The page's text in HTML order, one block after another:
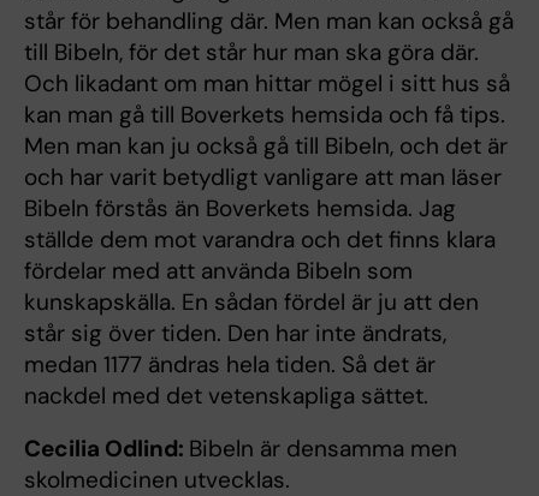
står för behandling där. Men man kan också gå
till Bibeln, för det står hur man ska göra där.
Och likadant om man hittar mögel i sitt hus så
kan man gå till Boverkets hemsida och få tips.
Men man kan ju också gå till Bibeln, och det är
och har varit betydligt vanligare att man läser
Bibeln förstås än Boverkets hemsida. Jag
ställde dem mot varandra och det finns klara
fördelar med att använda Bibeln som
kunskapskälla. En sådan fördel är ju att den
står sig över tiden. Den har inte ändrats,
medan 1177 ändras hela tiden. Så det är
nackdel med det vetenskapliga sättet.
Cecilia Odlind: Bibeln är densamma men
skolmedicinen utvecklas.